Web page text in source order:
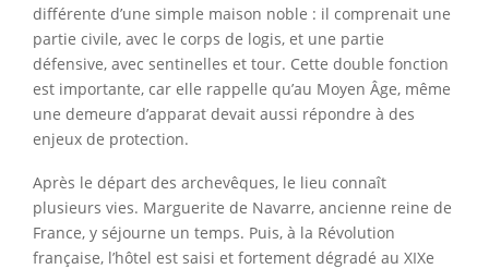
différente d’une simple maison noble : il comprenait une
partie civile, avec le corps de logis, et une partie
défensive, avec sentinelles et tour. Cette double fonction
est importante, car elle rappelle qu’au Moyen Âge, même
une demeure d’apparat devait aussi répondre à des
enjeux de protection.
Après le départ des archevêques, le lieu connaît
plusieurs vies. Marguerite de Navarre, ancienne reine de
France, y séjourne un temps. Puis, à la Révolution
française, l’hôtel est saisi et fortement dégradé au XIXe